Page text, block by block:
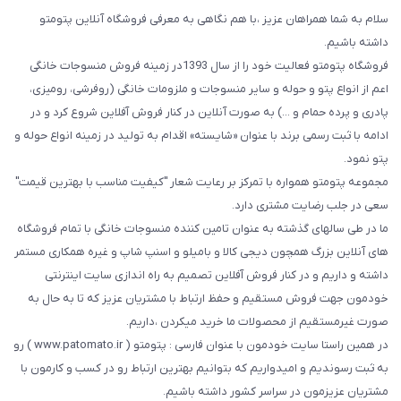
سلام به شما همراهان عزیز ،با هم نگاهی به معرفی فروشگاه آنلاین پتومتو
داشته باشیم.
فروشگاه پتومتو فعالیت خود را از سال 1393در زمینه فروش منسوجات خانگی
اعم از انواع پتو و حوله و سایر منسوجات و ملزومات خانگی (روفرشی، رومیزی،
پادری و پرده حمام و ...) به صورت آنلاین در کنار فروش آفلاین شروع کرد و در
ادامه با ثبت رسمی برند با عنوان «شایسته» اقدام به تولید در زمینه انواع حوله و
پتو نمود.
مجموعه پتومتو همواره با تمرکز بر رعایت شعار "کیفیت مناسب با بهترین قیمت"
سعی در جلب رضایت مشتری دارد.
ما در طی سالهای گذشته به عنوان تامین کننده منسوجات خانگی با تمام فروشگاه
های آنلاین بزرگ همچون دیجی کالا و بامیلو و اسنپ شاپ و غیره همکاری مستمر
داشته و داریم و در کنار فروش آفلاین تصمیم به راه اندازی سایت اینترنتی
خودمون جهت فروش مستقیم و حفظ ارتباط با مشتریان عزیز که تا به حال به
صورت غیرمستقیم از محصولات ما خرید میکردن ،داریم.
در همین راستا سایت خودمون با عنوان فارسی : پتومتو ( www.patomato.ir ) رو
به ثبت رسوندیم و امیدواریم که بتوانیم بهترین ارتباط رو در کسب و کارمون با
مشتریان عزیزمون در سراسر کشور داشته باشیم.